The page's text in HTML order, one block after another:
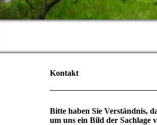
Kontakt
Bitte haben Sie Verständnis,
um uns ein Bild der Sachlage